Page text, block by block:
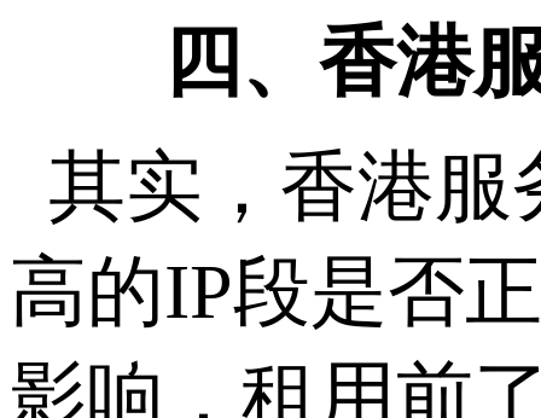
四、香港
其实，香港服
高的IP段是否
影响，租用前